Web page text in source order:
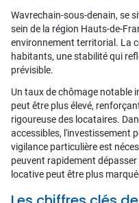
Wavrechain-sous-denain, se
sein de la région Hauts-de-
environnement territorial. La
habitants, une stabilité qui
prévisible.
Un taux de chômage notable
peut être plus élevé,
rigoureuse des locataires.
accessibles, l'investissement
vigilance particulière est
peuvent rapidement
locative peut être plus